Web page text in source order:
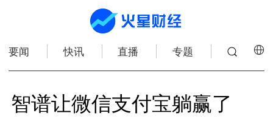
要闻 快讯 直播 专题
智谱让微信支付宝躺赢了